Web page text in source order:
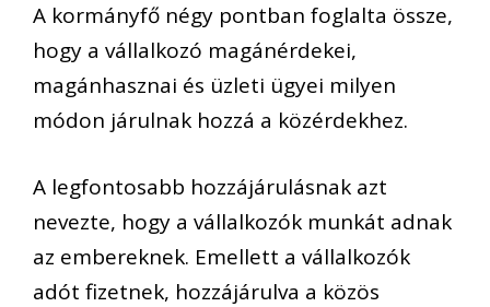
A kormányfő négy pontban foglalta össze,
hogy a vállalkozó magánérdekei,
magánhasznai és üzleti ügyei milyen
módon járulnak hozzá a közérdekhez.
A legfontosabb hozzájárulásnak azt
nevezte, hogy a vállalkozók munkát adnak
az embereknek. Emellett a vállalkozók
adót fizetnek, hozzájárulva a közös